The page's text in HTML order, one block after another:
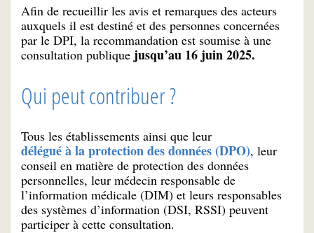
Afin de recueillir les avis et remarques des acteurs
auxquels il est destiné et des personnes concernées
par le DPI, la recommandation est soumise à une
consultation publique jusqu’au 16 juin 2025.
Qui peut contribuer ?
Tous les établissements ainsi que leur
délégué à la protection des données (DPO), leur
conseil en matière de protection des données
personnelles, leur médecin responsable de
l’information médicale (DIM) et leurs responsables
des systèmes d’information (DSI, RSSI) peuvent
participer à cette consultation.